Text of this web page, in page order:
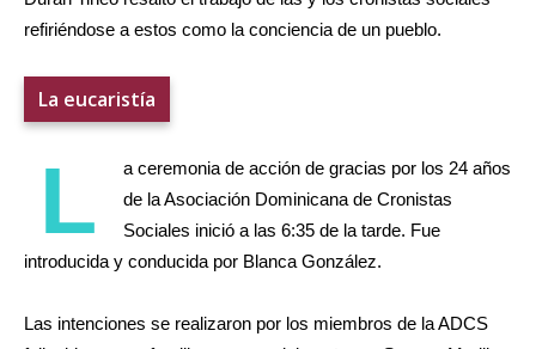
refiriéndose a estos como la conciencia de un pueblo.
La eucaristía
L
a ceremonia de acción de gracias por los 24 años
de la Asociación Dominicana de Cronistas
Sociales inició a las 6:35 de la tarde. Fue
introducida y conducida por Blanca González.
Las intenciones se realizaron por los miembros de la ADCS